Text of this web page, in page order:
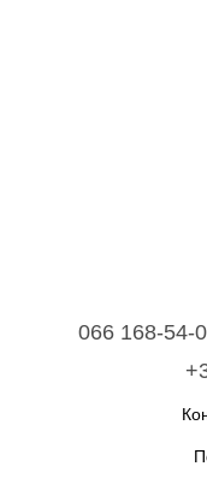
066 168-54-